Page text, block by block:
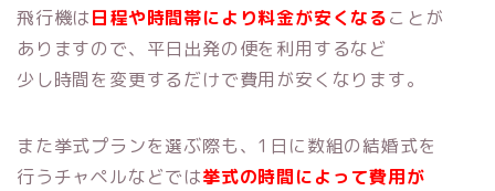
飛行機は日程や時間帯により料金が安くなることが
ありますので、平日出発の便を利用するなど
少し時間を変更するだけで費用が安くなります。
また挙式プランを選ぶ際も、1日に数組の結婚式を
行うチャペルなどでは挙式の時間によって費用が